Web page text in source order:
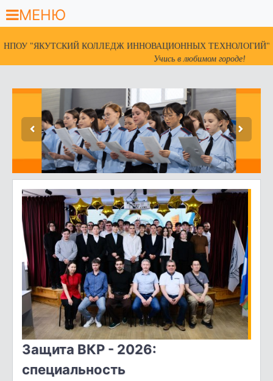
МЕНЮ
НПОУ "ЯКУТСКИЙ КОЛЛЕДЖ ИННОВАЦИОННЫХ ТЕХНОЛОГИЙ"
Учись в любимом городе!
Защита ВКР - 2026:
специальность